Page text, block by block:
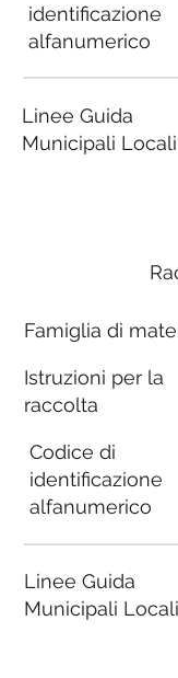
Famiglia di
Istruzioni per la
raccolta
Codice di
identificazione
alfanumerico
Linee Guida
Municipali Locali
identificazione
alfanumerico
Linee Guida
Municipali Locali